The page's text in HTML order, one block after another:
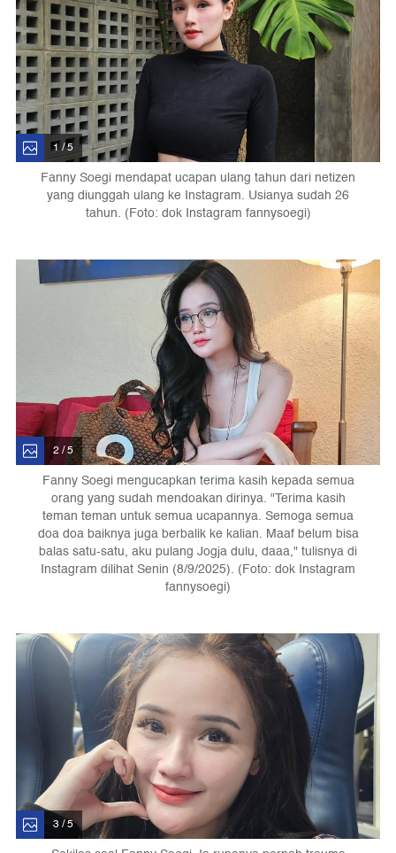
1 / 5
Fanny Soegi mendapat ucapan ulang tahun dari netizen
yang diunggah ulang ke Instagram. Usianya sudah 26
tahun. (Foto: dok Instagram fannysoegi)
2 / 5
Fanny Soegi mengucapkan terima kasih kepada semua
orang yang sudah mendoakan dirinya. "Terima kasih
teman teman untuk semua ucapannya. Semoga semua
doa doa baiknya juga berbalik ke kalian. Maaf belum bisa
balas satu-satu, aku pulang Jogja dulu, daaa," tulisnya di
Instagram dilihat Senin (8/9/2025). (Foto: dok Instagram
fannysoegi)
3 / 5